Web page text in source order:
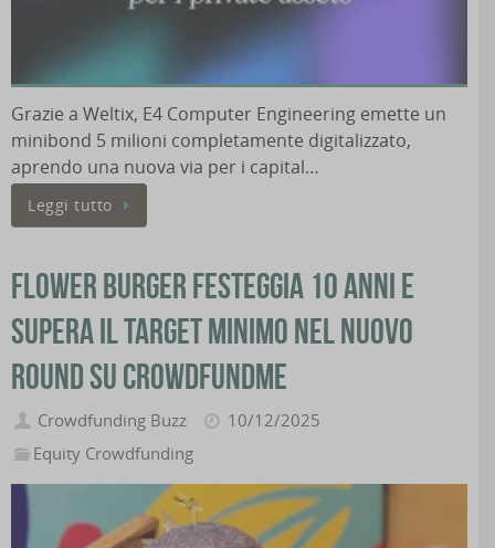
Grazie a Weltix, E4 Computer Engineering emette un
minibond 5 milioni completamente digitalizzato,
aprendo una nuova via per i capital…
Leggi tutto
Flower Burger festeggia 10 anni e
supera il target minimo nel nuovo
round su CrowdFundMe
Crowdfunding Buzz
10/12/2025
Equity Crowdfunding